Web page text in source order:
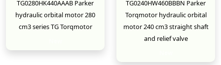
TG0280HK440AAAB Parker
hydraulic orbital motor 280
cm3 series TG Torqmotor
TG0240HW460BBBN Parker
Torqmotor hydraulic orbital
motor 240 cm3 straight shaft
and relief valve